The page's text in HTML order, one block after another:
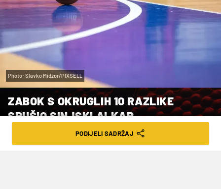
Photo: Slavko Midžor/PIXSELL
ZABOK S OKRUGLIH 10 RAZLIKE
SRUŠIO SINJSKI ALKAR
PODIJELI SADRŽAJ